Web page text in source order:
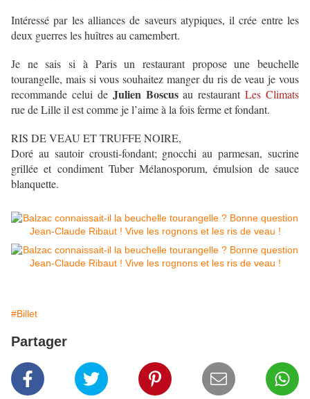
Intéressé par les alliances de saveurs atypiques, il crée entre les
deux guerres les huîtres au camembert.
Je ne sais si à Paris un restaurant propose une beuchelle
tourangelle, mais si vous souhaitez manger du ris de veau je vous
recommande celui deJulien Boscusau restaurantLes Climats
rue de Lille il est comme je l’aime à la fois ferme et fondant.
RIS DE VEAU ET TRUFFE NOIRE,
Doré au sautoir crousti-fondant; gnocchi au parmesan, sucrine
grillée et condiment Tuber Mélanosporum, émulsion de sauce
blanquette.
#Billet
Partager